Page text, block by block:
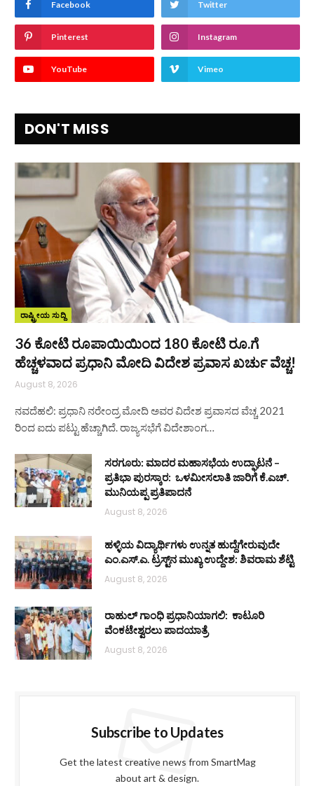
Facebook Twitter
Pinterest Instagram
YouTube Vimeo
DON'T MISS
ರಾಷ್ಟ್ರೀಯ ಸುದ್ದಿ
36 ಕೋಟಿ ರೂಪಾಯಿಯಿಂದ 180 ಕೋಟಿ ರೂ.ಗೆ
ಹೆಚ್ಚಳವಾದ ಪ್ರಧಾನಿ ಮೋದಿ ವಿದೇಶ ಪ್ರವಾಸ ಖರ್ಚು ವೆಚ್ಚ!
August 8, 2026
ನವದೆಹಲಿ: ಪ್ರಧಾನಿ ನರೇಂದ್ರ ಮೋದಿ ಅವರ ವಿದೇಶ ಪ್ರವಾಸದ ವೆಚ್ಚ 2021
ರಿಂದ ಐದು ಪಟ್ಟು ಹೆಚ್ಚಾಗಿದೆ. ರಾಜ್ಯಸಭೆಗೆ ವಿದೇಶಾಂಗ…
ಸರಗೂರು: ಮಾದರ ಮಹಾಸಭೆಯ ಉದ್ಘಾಟನೆ –
ಪ್ರತಿಭಾ ಪುರಸ್ಕಾರ: ಒಳಮೀಸಲಾತಿ ಜಾರಿಗೆ ಕೆ.ಎಚ್.
ಮುನಿಯಪ್ಪ ಪ್ರತಿಪಾದನೆ
August 8, 2026
ಹಳ್ಳಿಯ ವಿದ್ಯಾರ್ಥಿಗಳು ಉನ್ನತ ಹುದ್ದೆಗೇರುವುದೇ
ಎಂ.ಎಸ್.ಎ. ಟ್ರಸ್ಟ್‌ನ ಮುಖ್ಯ ಉದ್ದೇಶ: ಶಿವರಾಮ ಶೆಟ್ಟಿ
August 8, 2026
ರಾಹುಲ್ ಗಾಂಧಿ ಪ್ರಧಾನಿಯಾಗಲಿ: ಕಾಟೂರಿ
ವೆಂಕಟೇಶ್ವರಲು ಪಾದಯಾತ್ರೆ
August 8, 2026
Subscribe to Updates
Get the latest creative news from SmartMag
about art & design.